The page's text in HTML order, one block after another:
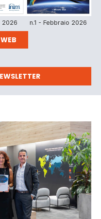
2026 n.1 - Febbraio 2026